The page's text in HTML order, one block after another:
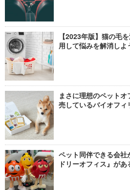
【2023年版】猫の毛
用して悩みを解消しよ
まさに理想のペット
売しているバイオフ
ペット同伴できる会
ドリーオフィス』が